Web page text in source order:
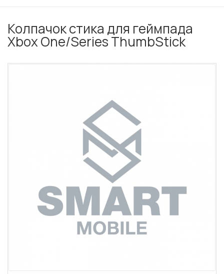
Колпачок стика для геймпада
Xbox One/Series ThumbStick